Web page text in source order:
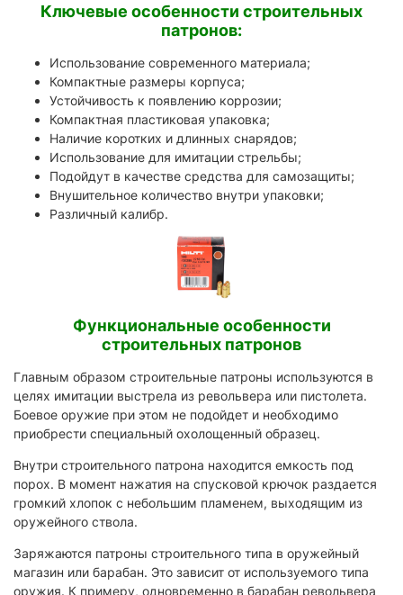
Ключевые особенности строительных
патронов:
Использование современного материала;
Компактные размеры корпуса;
Устойчивость к появлению коррозии;
Компактная пластиковая упаковка;
Наличие коротких и длинных снарядов;
Использование для имитации стрельбы;
Подойдут в качестве средства для самозащиты;
Внушительное количество внутри упаковки;
Различный калибр.
Функциональные особенности
строительных патронов
Главным образом строительные патроны используются в
целях имитации выстрела из револьвера или пистолета.
Боевое оружие при этом не подойдет и необходимо
приобрести специальный охолощенный образец.
Внутри строительного патрона находится емкость под
порох. В момент нажатия на спусковой крючок раздается
громкий хлопок с небольшим пламенем, выходящим из
оружейного ствола.
Заряжаются патроны строительного типа в оружейный
магазин или барабан. Это зависит от используемого типа
оружия. К примеру, одновременно в барабан револьвера